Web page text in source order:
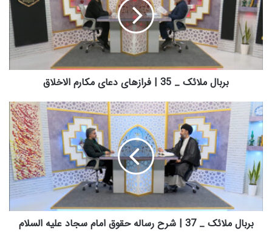
ا
ل
ل
ا
ئ
3
5
|
ف
ر
ا
ه
ا
بربال ملائک _ 35 | فرازهای دعای مکارم الاخلاق
ب
ر
ب
ا
ل
م
ا
ئ
بربال ملائک _ 37 | شرح رساله حقوق امام سجاد علیه السلام